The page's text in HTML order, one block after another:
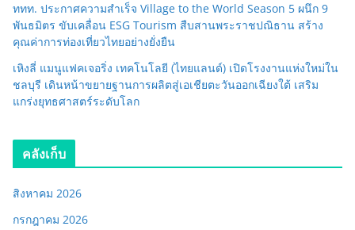
ททท. ประกาศความสำเร็จ Village to the World Season 5 ผนึก 9
พันธมิตร ขับเคลื่อน ESG Tourism สืบสานพระราชปณิธาน สร้าง
คุณค่าการท่องเที่ยวไทยอย่างยั่งยืน
เหิงลี่ แมนูแฟคเจอริ่ง เทคโนโลยี (ไทยแลนด์) เปิดโรงงานแห่งใหม่ใน
ชลบุรี เดินหน้าขยายฐานการผลิตสู่เอเชียตะวันออกเฉียงใต้ เสริม
แกร่งยุทธศาสตร์ระดับโลก
คลังเก็บ
สิงหาคม 2026
กรกฎาคม 2026